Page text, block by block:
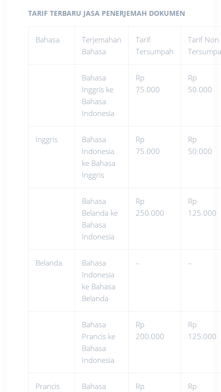
TARIF TERBARU JASA PENERJEMAH DOKUMEN
Bahasa
Terjemahan
Bahasa
Tarif
Tersumpah
Tarif Non
Bahasa
Inggris ke
Bahasa
Indonesia
Rp
75.000
Rp
50.000
Inggris
Bahasa
Indonesia
ke Bahasa
Inggris
Rp
75.000
Rp
50.000
Bahasa
Belanda ke
Bahasa
Indonesia
Rp
250.000
Rp
125.000
Belanda
Bahasa
Indonesia
ke Bahasa
Belanda
– –
Bahasa
Prancis ke
Bahasa
Indonesia
Rp
200.000
Rp
125.000
Prancis
Bahasa
Rp
Rp